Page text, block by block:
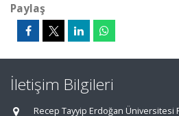
Paylaş
İletişim Bilgileri
Recep Tayyip Erdoğan Üniversitesi